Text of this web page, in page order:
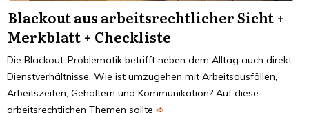
Black­out aus arbeits­recht­li­cher Sicht +
Merk­blatt + Check­liste
Die Blackout-Problematik betrifft neben dem Alltag auch direkt
Dienstverhältnisse: Wie ist umzugehen mit Arbeitsausfällen,
Arbeitszeiten, Gehältern und Kommunikation? Auf diese
arbeitsrechtlichen Themen sollte ➪